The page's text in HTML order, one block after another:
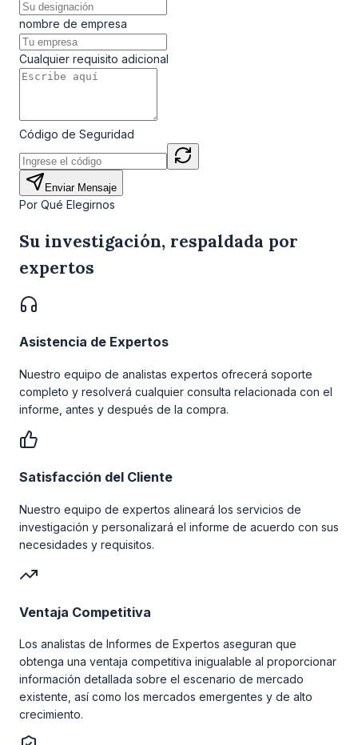
nombre de empresa
Cualquier requisito adicional
Código de Seguridad
Enviar Mensaje
Por Qué Elegirnos
Su investigación, respaldada por
expertos
Asistencia de Expertos
Nuestro equipo de analistas expertos ofrecerá soporte
completo y resolverá cualquier consulta relacionada con el
informe, antes y después de la compra.
Satisfacción del Cliente
Nuestro equipo de expertos alineará los servicios de
investigación y personalizará el informe de acuerdo con sus
necesidades y requisitos.
Ventaja Competitiva
Los analistas de Informes de Expertos aseguran que
obtenga una ventaja competitiva inigualable al proporcionar
información detallada sobre el escenario de mercado
existente, así como los mercados emergentes y de alto
crecimiento.